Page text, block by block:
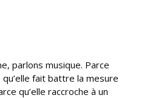
parlons musique. Parce
fait battre la mesure
qu’elle raccroche à un